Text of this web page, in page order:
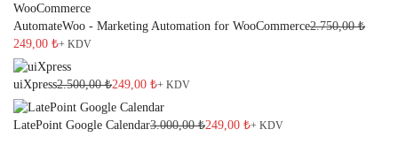
AutomateWoo - Marketing Automation for WooCommerce2.750,00₺
249,00 ₺+ KDV
uiXpress2.500,00₺249,00 ₺+ KDV
LatePoint Google Calendar3.000,00₺249,00 ₺+ KDV